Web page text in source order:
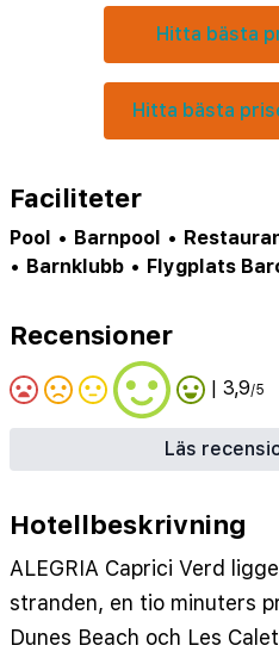
Hitta bästa
Hitta bästa
Faciliteter
Pool • Barnpool •
• Barnklubb • Flygplats
Recensioner
| 3,9/5
Läs
Hotellbeskrivning
ALEGRIA Caprici Verd
stranden, en tio minuters
Dunes Beach och Les